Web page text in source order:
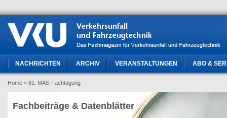
NACHRICHTEN ARCHIV VERANSTALTUNGEN ABO &
Home » 81. MAS-Fachtagung
Fachbeiträge & Datenblätter